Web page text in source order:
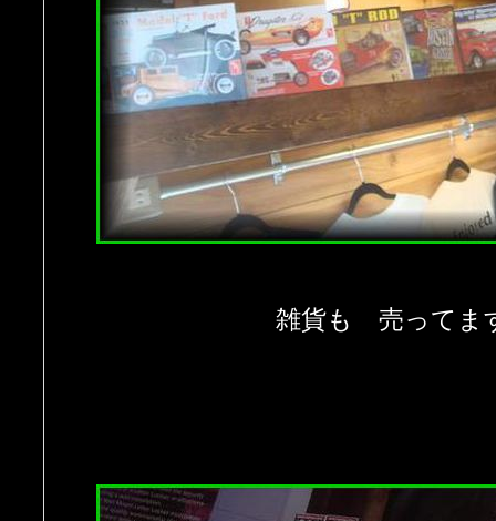
雑貨も 売ってま